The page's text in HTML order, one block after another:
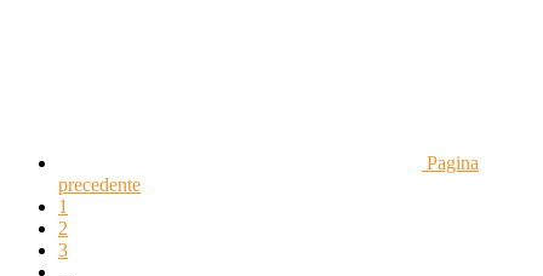
Pagina
precedente
1
2
3